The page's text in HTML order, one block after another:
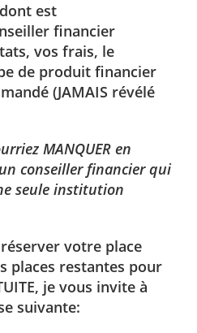
est
financier
vos frais, le
de produit financier
(JAMAIS révélé
MANQUER en
conseiller financier qui
seule institution
votre place
places restantes pour
je vous invite à
suivante: